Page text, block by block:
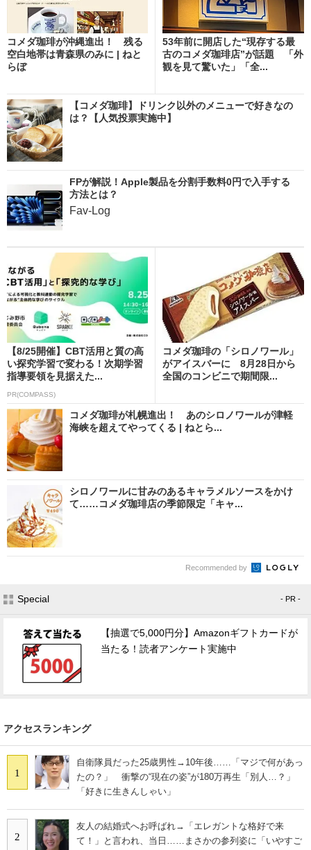
コメダ珈琲が沖縄進出！ 残る
空白地帯は青森県のみに | ねと
らぼ
53年前に開店した“現存する最
古のコメダ珈琲店”が話題 「外
観を見て驚いた」「全...
【コメダ珈琲】ドリンク以外のメニューで好きなの
は？【人気投票実施中】
FPが解説！Apple製品を分割手数料0円で入手する
方法とは？
Fav-Log
【8/25開催】CBT活用と質の高
い探究学習で変わる！次期学習
指導要領を見据えた...
PR(COMPASS)
コメダ珈琲の「シロノワール」
がアイスバーに 8月28日から
全国のコンビニで期間限...
コメダ珈琲が札幌進出！ あのシロノワールが津軽
海峡を超えてやってくる | ねとら...
シロノワールに甘みのあるキャラメルソースをかけ
て……コメダ珈琲店の季節限定「キャ...
Recommended by
Special - PR -
【抽選で5,000円分】Amazonギフトカードが
当たる！読者アンケート実施中
アクセスランキング
1
自衛隊員だった25歳男性→10年後……「マジで何があっ
たの？」 衝撃の“現在の姿”が180万再生「別人…？」
「好きに生きんしゃい」
2
友人の結婚式へお呼ばれ→「エレガントな格好で来
て！」と言われ、当日……まさかの参列姿に「いやすご